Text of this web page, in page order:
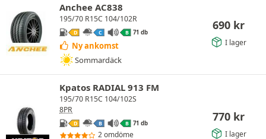
Anchee AC838
195/70 R15C 104/102R
D C B 71 db
Ny ankomst
Sommardäck
690 kr
I lager
Kpatos RADIAL 913 FM
195/70 R15C 104/102S
8PR
D B B 71 db
2 omdöme
770 kr
I lager